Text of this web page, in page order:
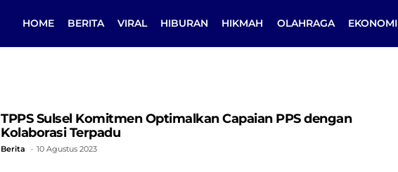
HOME BERITA VIRAL HIBURAN HIKMAH OLAHRAGA EKONOMI
TPPS Sulsel Komitmen Optimalkan Capaian PPS dengan
Kolaborasi Terpadu
Berita 10 Agustus 2023